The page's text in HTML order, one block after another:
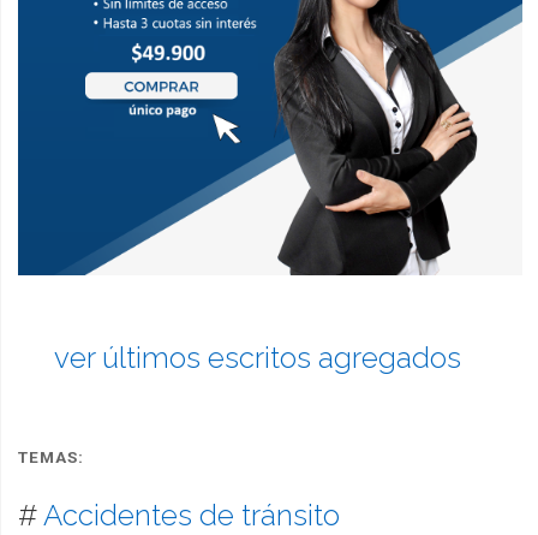
ver últimos escritos agregados
TEMAS:
#Accidentes de tránsito